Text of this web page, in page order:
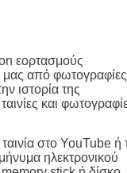
εορτασμούς
μας από φωτογραφίες
ιστορία της
και
στο YouTube ή
ηλεκτρονικού